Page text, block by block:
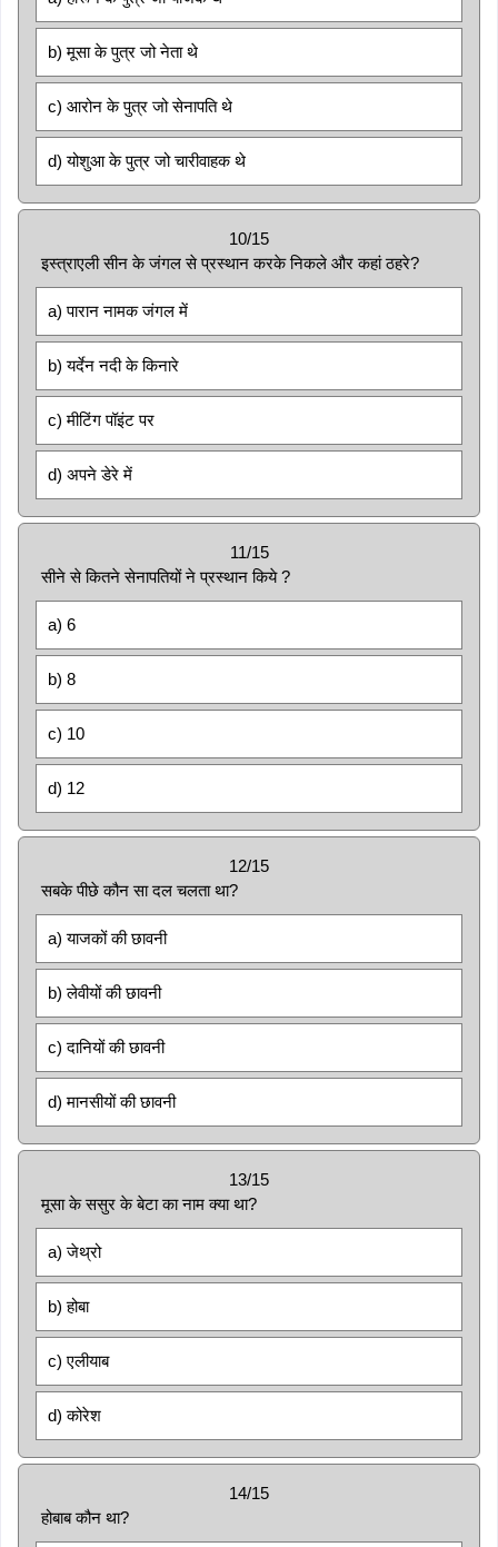
b) मूसा के पुत्र जो नेता थे
c) आरोन के पुत्र जो सेनापति थे
d) योशुआ के पुत्र जो चारीवाहक थे
10/15
इस्त्राएली सीन के जंगल से प्रस्थान करके निकले और कहां ठहरे?
a) पारान नामक जंगल में
b) यर्देन नदी के किनारे
c) मीटिंग पॉइंट पर
d) अपने डेरे में
11/15
सीने से कितने सेनापतियों ने प्रस्थान किये ?
a) 6
b) 8
c) 10
d) 12
12/15
सबके पीछे कौन सा दल चलता था?
a) याजकों की छावनी
b) लेवीयों की छावनी
c) दानियों की छावनी
d) मानसीयों की छावनी
13/15
मूसा के ससुर के बेटा का नाम क्या था?
a) जेथ्रो
b) होबा
c) एलीयाब
d) कोरेश
14/15
होबाब कौन था?